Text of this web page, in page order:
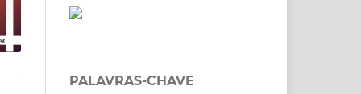
PALAVRAS-CHAVE